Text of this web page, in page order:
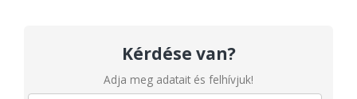
Kérdése van?
Adja meg adatait és felhívjuk!